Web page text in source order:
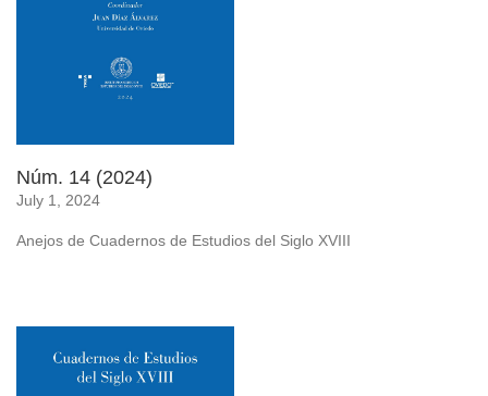
Núm. 14 (2024)
July 1, 2024
Anejos de Cuadernos de Estudios del Siglo XVIII